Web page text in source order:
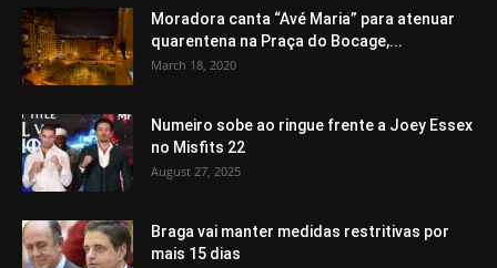
Moradora canta “Avé Maria” para atenuar
quarentena na Praça do Bocage,...
March 18, 2020
Numeiro sobe ao ringue frente a Joey Essex
no Misfits 22
August 27, 2025
Braga vai manter medidas restritivas por
mais 15 dias